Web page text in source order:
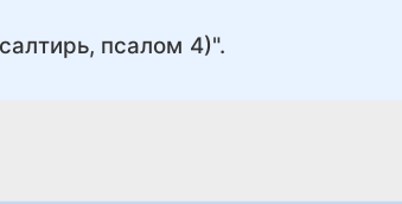
псалом 4)".